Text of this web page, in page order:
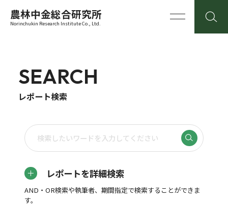
農林中金総合研究所
Norinchukin Research Institute Co., Ltd.
SEARCH
レポート検索
レポートを詳細検索
AND・OR検索や執筆者、期間指定で検索することができま
す。